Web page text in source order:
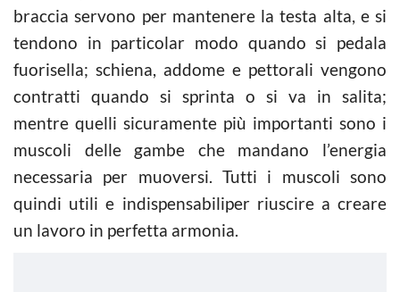
braccia servono per mantenere la testa alta, e si
tendono in particolar modo quando si pedala
fuorisella; schiena, addome e pettorali vengono
contratti quando si sprinta o si va in salita;
mentre quelli sicuramente più importanti sono i
muscoli delle gambe che mandano l’energia
necessaria per muoversi. Tutti i muscoli sono
quindi utili e indispensabiliper riuscire a creare
un lavoro in perfetta armonia.